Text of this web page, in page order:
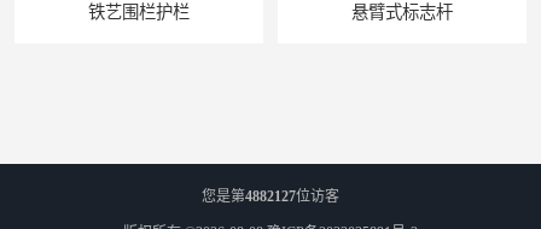
铁艺围栏护栏 悬臂式标志杆
您是第4882127位访客